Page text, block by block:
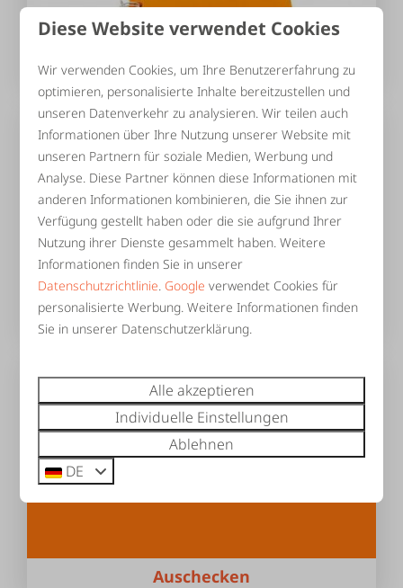
Gebrauchsanweisung
Notfallplan
Auschecken
Diese Website verwendet Cookies
Wir verwenden Cookies, um Ihre Benutzererfahrung zu
optimieren, personalisierte Inhalte bereitzustellen und
unseren Datenverkehr zu analysieren. Wir teilen auch
Informationen über Ihre Nutzung unserer Website mit
unseren Partnern für soziale Medien, Werbung und
Analyse. Diese Partner können diese Informationen mit
anderen Informationen kombinieren, die Sie ihnen zur
Verfügung gestellt haben oder die sie aufgrund Ihrer
Nutzung ihrer Dienste gesammelt haben. Weitere
Informationen finden Sie in unserer
Datenschutzrichtlinie. Google verwendet Cookies für
personalisierte Werbung. Weitere Informationen finden
Sie in unserer Datenschutzerklärung.
Alle akzeptieren
Individuelle Einstellungen
Ablehnen
DE